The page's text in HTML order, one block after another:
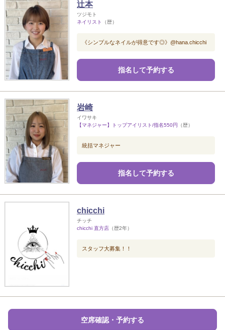
辻本
ツジモト
ネイリスト
（歴）
《シンプルなネイルが得意です◎》@hana.chicchi
指名して予約する
岩崎
イワサキ
【マネジャー】トップアイリスト/指名550円 （歴）
統括マネジャー
指名して予約する
chicchi
チッチ
chicchi 直方店 （歴2年）
スタッフ大募集！！
空席確認・予約する